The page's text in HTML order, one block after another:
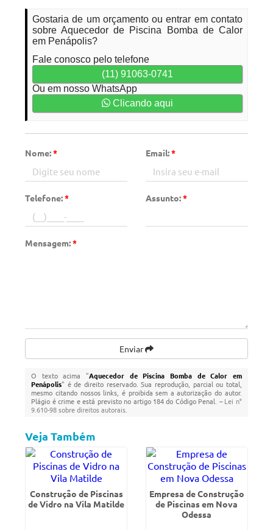
Gostaria de um orçamento ou entrar em contato
sobre Aquecedor de Piscina Bomba de Calor
em Penápolis?
Fale conosco pelo telefone
(11) 91063-0741
Ou em nosso WhatsApp
Clicando aqui
Nome:* Email:*
Telefone:* Assunto:*
Mensagem:*
Enviar
O texto acima "Aquecedor de Piscina Bomba de Calor em
Penápolis" é de direito reservado. Sua reprodução, parcial ou total,
mesmo citando nossos links, é proibida sem a autorização do autor.
Plágio é crime e está previsto no artigo 184 do Código Penal. –Lei n°
9.610-98 sobre direitos autorais
Veja Também
Construção de Piscinas
de Vidro na Vila Matilde
Empresa de Construção
de Piscinas em Nova
Odessa